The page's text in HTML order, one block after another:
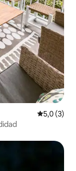
5,0 (3)